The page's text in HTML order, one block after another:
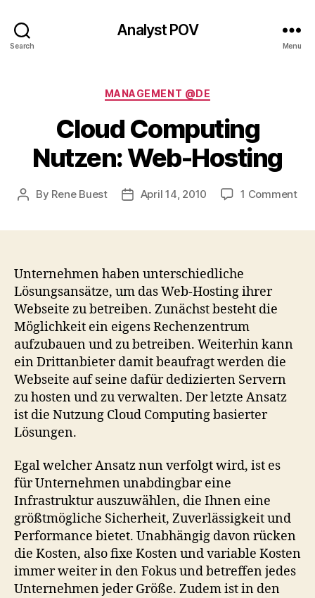
Search
Analyst POV
Menu
Categories
MANAGEMENT @DE
Cloud Computing
Nutzen: Web-Hosting
Post
By Rene Buest
PostApril 14, 2010 1 Commenton
Unternehmen haben unterschiedliche
Lösungsansätze, um das Web-Hosting ihrer
Webseite zu betreiben. Zunächst besteht die
Möglichkeit ein eigens Rechenzentrum
aufzubauen und zu betreiben. Weiterhin kann
ein Drittanbieter damit beaufragt werden die
Webseite auf seine dafür dedizierten Servern
zu hosten und zu verwalten. Der letzte Ansatz
ist die Nutzung Cloud Computing basierter
Lösungen.
Egal welcher Ansatz nun verfolgt wird, ist es
für Unternehmen unabdingbar eine
Infrastruktur auszuwählen, die Ihnen eine
größtmögliche Sicherheit, Zuverlässigkeit und
Performance bietet. Unabhängig davon rücken
die Kosten, also fixe Kosten und variable Kosten
immer weiter in den Fokus und betreffen jedes
Unternehmen jeder Größe. Zudem ist in den